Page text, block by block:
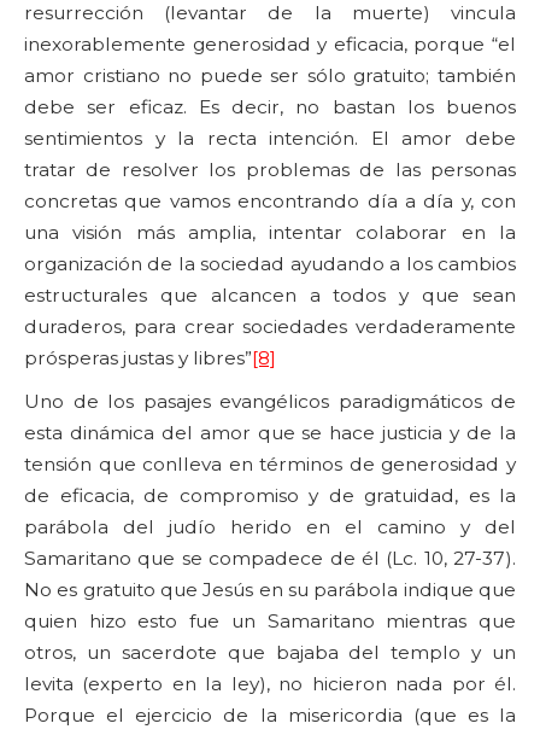
resurrección (levantar de la muerte) vincula
inexorablemente generosidad y eficacia, porque “el
amor cristiano no puede ser sólo gratuito; también
debe ser eficaz. Es decir, no bastan los buenos
sentimientos y la recta intención. El amor debe
tratar de resolver los problemas de las personas
concretas que vamos encontrando día a día y, con
una visión más amplia, intentar colaborar en la
organización de la sociedad ayudando a los cambios
estructurales que alcancen a todos y que sean
duraderos, para crear sociedades verdaderamente
prósperas justas y libres”[8]
Uno de los pasajes evangélicos paradigmáticos de
esta dinámica del amor que se hace justicia y de la
tensión que conlleva en términos de generosidad y
de eficacia, de compromiso y de gratuidad, es la
parábola del judío herido en el camino y del
Samaritano que se compadece de él (Lc. 10, 27-37).
No es gratuito que Jesús en su parábola indique que
quien hizo esto fue un Samaritano mientras que
otros, un sacerdote que bajaba del templo y un
levita (experto en la ley), no hicieron nada por él.
Porque el ejercicio de la misericordia (que es la